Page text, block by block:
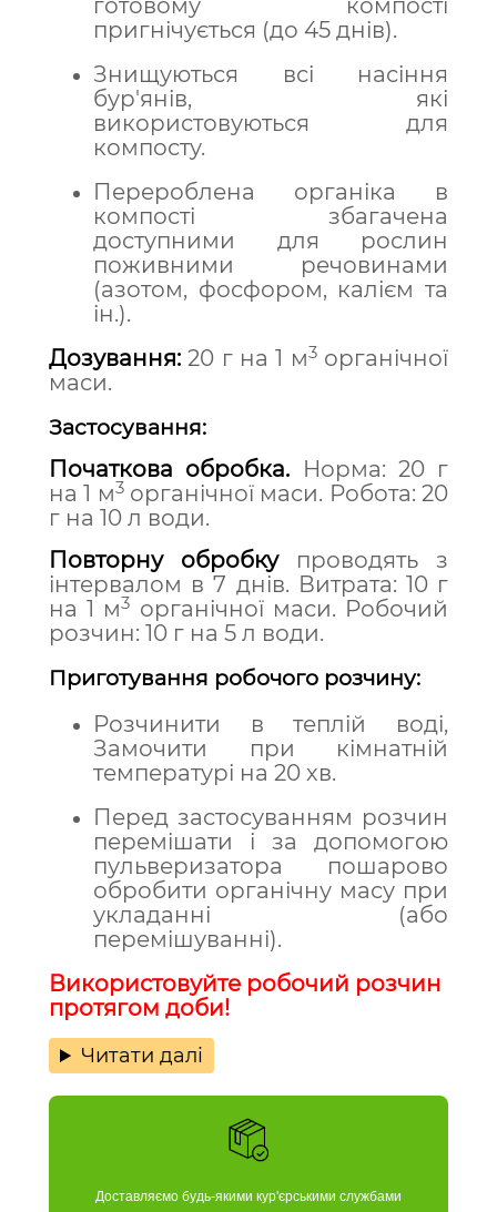
готовому компості
пригнічується (до 45 днів).
Знищуються всі насіння
бур'янів, які
використовуються для
компосту.
Перероблена органіка в
компості збагачена
доступними для рослин
поживними речовинами
(азотом, фосфором, калієм та
ін.).
Дозування: 20 г на 1 м3органічної
маси.
Застосування:
Початкова обробка. Норма: 20 г
на 1 м3органічної маси. Робота: 20
г на 10 л води.
Повторну обробкупроводять з
інтервалом в 7 днів. Витрата: 10 г
на 1 м3 органічної маси. Робочий
розчин: 10 г на 5 л води.
Приготування робочого розчину:
Розчинити в теплій воді,
Замочити при кімнатній
температурі на 20 хв.
Перед застосуванням розчин
перемішати і за допомогою
пульверизатора пошарово
обробити органічну масу при
укладанні (або
перемішуванні).
Використовуйте робочий розчин
протягом доби!
Читати далі
Доставляємо будь-якими кур'єрськими службами